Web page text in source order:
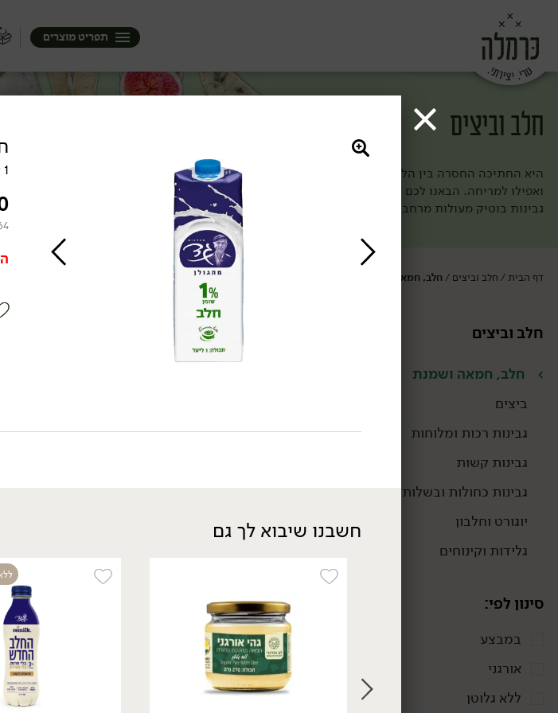
תפריט מוצרים
חלב וביצים
היא החתיכה החסרה בין הלחם לירקות (וגם הולכת מעולה עם פרי מתוק), היא יכולה להיות קשה או רק
ואפילו למריחה. הבאנו לכם את מיטב הגבינות ומוצרי החלב מחוות הבופאלו בבצרון, ממשק שוורץ בצפון וגם
גבינות בוטיק מעולות מרחבי העולם. ככה אף פעם לא תחסר לכם חתיכה :)
דף הבית / חלב וביצים / חלב, חמאה ושמנת
חלב וביצים
חלב, חמאה ושמנת
ביצים
גבינות רכות ומלוחות
גבינות קשות
גבינות כחולות ובשלות
יוגורט וחלבון
גלידות וקינוחים
סינון לפי:
במבצע
אורגני
ללא גלוטן
חלב, חמאה ושמנת
קפיר משקה מחלב בקר -
מחלבות הגולן
1 ליטר
0.64
חשבנו שיבוא לך גם